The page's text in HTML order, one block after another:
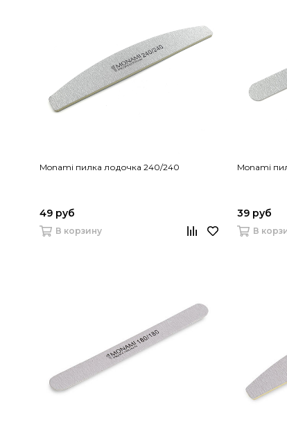
Monami пилка лодочка 240/240
49 руб
В корзину
Monami
39 руб
В